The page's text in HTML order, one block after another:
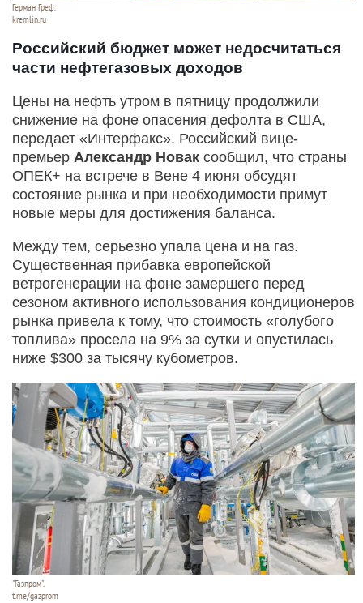
Герман Греф.
kremlin.ru
Российский бюджет может недосчитаться
части нефтегазовых доходов
Цены на нефть утром в пятницу продолжили
снижение на фоне опасения дефолта в США,
передает «Интерфакс». Российский вице-
премьер Александр Новак сообщил, что страны
ОПЕК+ на встрече в Вене 4 июня обсудят
состояние рынка и при необходимости примут
новые меры для достижения баланса.
Между тем, серьезно упала цена и на газ.
Существенная прибавка европейской
ветрогенерации на фоне замершего перед
сезоном активного использования кондиционеров
рынка привела к тому, что стоимость «голубого
топлива» просела на 9% за сутки и опустилась
ниже $300 за тысячу кубометров.
"Газпром".
t.me/gazprom